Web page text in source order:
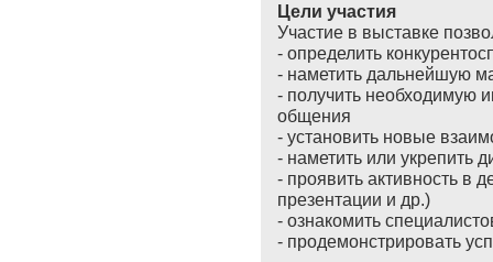
Цели участия
Участие в выставке
- определить
- наметить дальнейшую
- получить необходимую
общения
- установить новые
- наметить или укрепить
- проявить активность в
презентации и др.)
- ознакомить
- продемонстрировать